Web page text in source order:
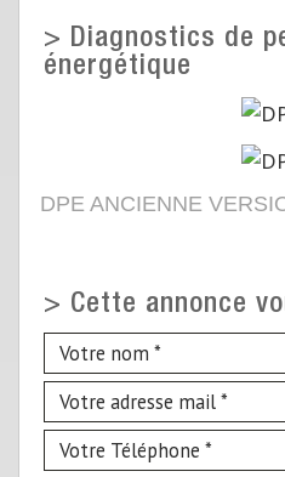
> Diagnostics de
énergétique
DPE ANCIENNE
> Cette annonce